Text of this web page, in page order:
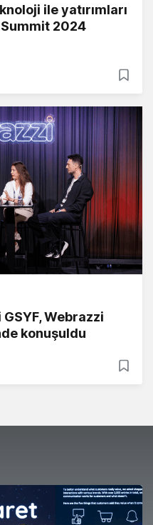
ile yatırımları
Summit 2024
GSYF, Webrazzi
konuşuldu